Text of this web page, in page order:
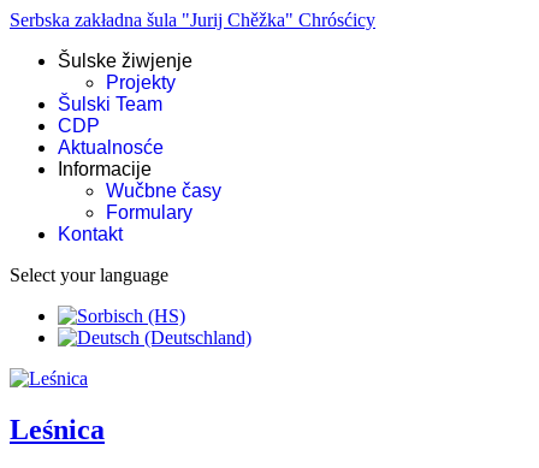
Serbska zakładna šula "Jurij Chěžka" Chrósćicy
Šulske žiwjenje
Projekty
Šulski Team
CDP
Aktualnosće
Informacije
Wučbne časy
Formulary
Kontakt
Select your language
Leśnica